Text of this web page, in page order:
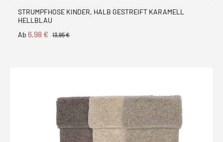
STRUMPFHOSE KINDER, HALB GESTREIFT KARAMELL
HELLBLAU
Ab 6,98 € 13,95 €